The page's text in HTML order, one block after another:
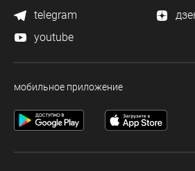
telegram
youtube
мобильное приложение